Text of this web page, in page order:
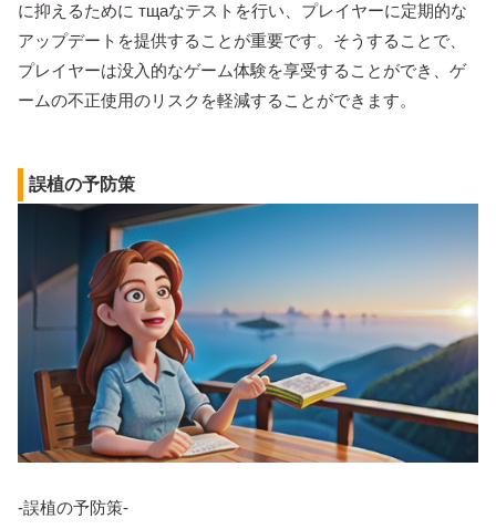
に抑えるために тщаなテストを行い、プレイヤーに定期的な
アップデートを提供することが重要です。そうすることで、
プレイヤーは没入的なゲーム体験を享受することができ、ゲ
ームの不正使用のリスクを軽減することができます。
誤植の予防策
-誤植の予防策-